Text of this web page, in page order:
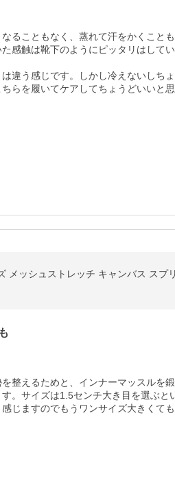
ることもなく、蒸れて汗をかくこと
感触は靴下のようにピッタリはして
違う感じです。しかし冷えないしち
らを履いてケアしてちょうどいいと思
メッシュストレッチ キャンバス スプ
整えるためと、インナーマッスルを
。サイズは1.5センチ大き目を選ぶと
じますのでもうワンサイズ大きくて